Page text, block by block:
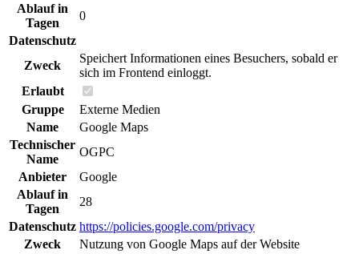
Ablauf in
Tagen
0
Datenschutz
Zweck
Speichert Informationen eines Besuchers, sobald er
sich im Frontend einloggt.
Erlaubt
Gruppe
Externe Medien
Name
Google Maps
Technischer
Name
OGPC
Anbieter
Google
Ablauf in
Tagen
28
Datenschutz https://policies.google.com/privacy
Zweck
Nutzung von Google Maps auf der Website